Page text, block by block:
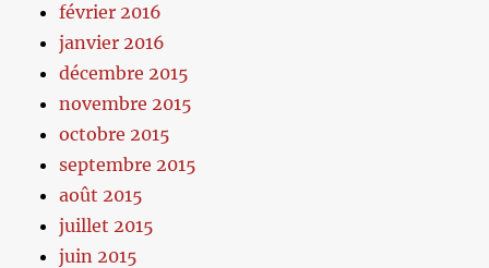
février 2016
janvier 2016
décembre 2015
novembre 2015
octobre 2015
septembre 2015
août 2015
juillet 2015
juin 2015